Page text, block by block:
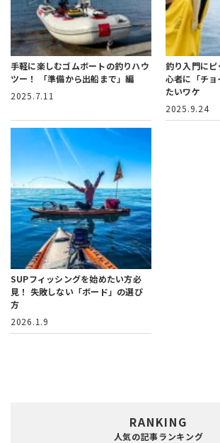
手軽に楽しむゴムボートの釣りハウ
ツー！
「準備から出船まで」編
2025.7.11
釣り入門にピ
心者に「チ
たいワケ
2025.9.24
SUPフィッシングを始めたい方必
見！ 失敗しない「ボード」の選び
方
2026.1.9
RANKING
人気の記事ランキング